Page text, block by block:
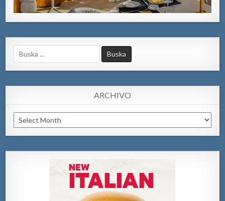
Search
for:
ARCHIVO
Archivo